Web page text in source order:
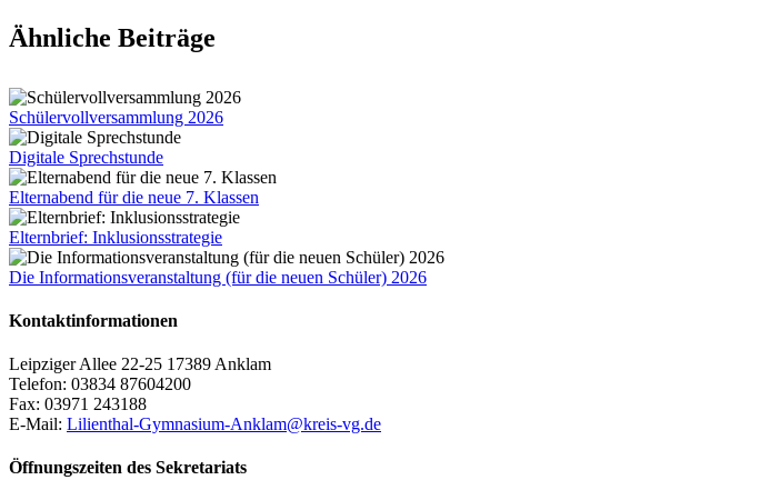
Facebook
X
Tumblr
Pinterest
E-
Mail
Ähnliche Beiträge
Schülervollversammlung 2026
Digitale Sprechstunde
Elternabend für die neue 7. Klassen
Elternbrief: Inklusionsstrategie
Die Informationsveranstaltung (für die neuen Schüler) 2026
Kontaktinformationen
Leipziger Allee 22-25 17389 Anklam
Telefon: 03834 87604200
Fax: 03971 243188
E-Mail: Lilienthal-Gymnasium-Anklam@kreis-vg.de
Öffnungszeiten des Sekretariats